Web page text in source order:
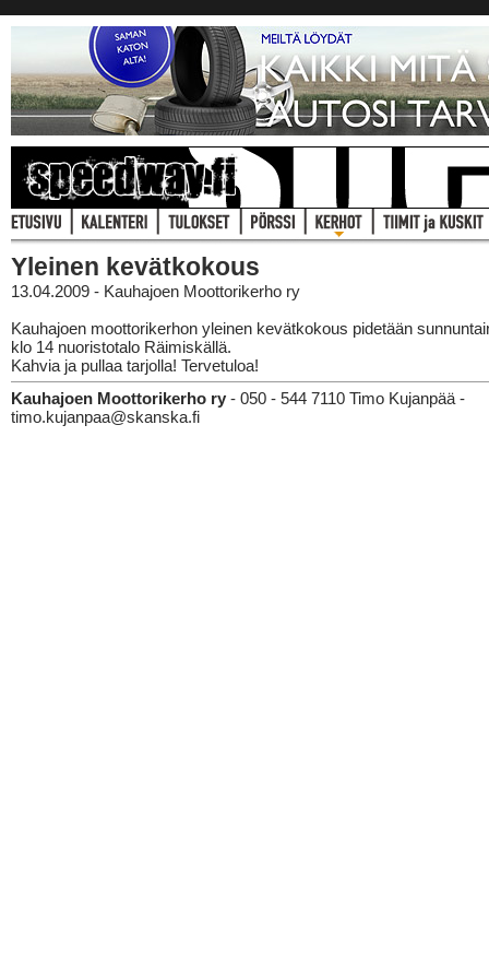
Yleinen kevätkokous
13.04.2009 - Kauhajoen Moottorikerho ry
Kauhajoen moottorikerhon yleinen kevätkokous pidetään
klo 14 nuoristotalo Räimiskällä.
Kahvia ja pullaa tarjolla! Tervetuloa!
Kauhajoen Moottorikerho ry - 050 - 544 7110 Timo Kujanpää -
timo.kujanpaa@skanska.fi